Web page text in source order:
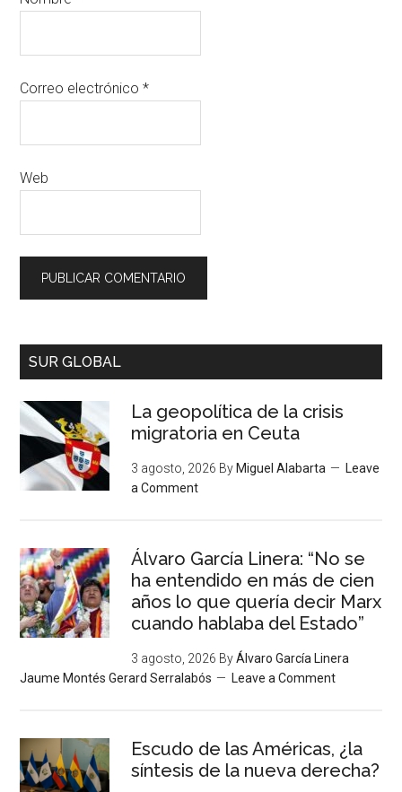
Correo electrónico*
Web
SUR GLOBAL
La geopolítica de la crisis
migratoria en Ceuta
3 agosto, 2026 By Miguel Alabarta
Leave
a Comment
Álvaro García Linera: “No se
ha entendido en más de cien
años lo que quería decir Marx
cuando hablaba del Estado”
3 agosto, 2026 ByÁlvaro García Linera
Jaume Montés Gerard Serralabós
Leave a Comment
Escudo de las Américas, ¿la
síntesis de la nueva derecha?